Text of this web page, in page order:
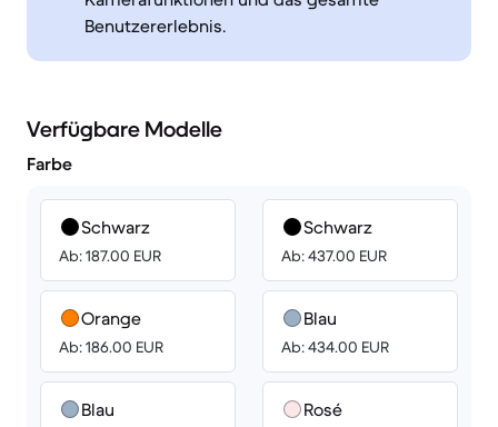
Benutzererlebnis.
Verfügbare Modelle
Farbe
Schwarz
Ab: 187.00 EUR
Orange
Ab: 186.00 EUR
Blau
Schwarz
Ab: 437.00 EUR
Blau
Ab: 434.00 EUR
Rosé